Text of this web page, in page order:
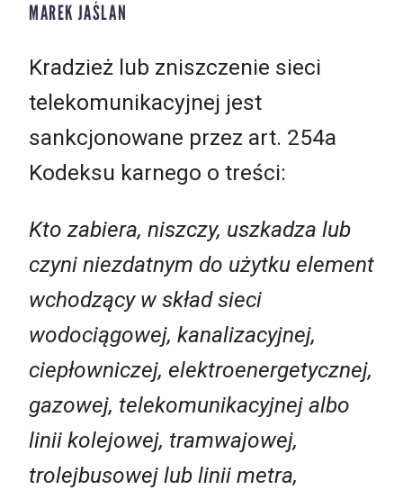
MAREK JAŚLAN
Kradzież lub zniszczenie sieci
telekomunikacyjnej jest
sankcjonowane przez art. 254a
Kodeksu karnego o treści:
Kto zabiera, niszczy, uszkadza lub
czyni niezdatnym do użytku element
wchodzący w skład sieci
wodociągowej, kanalizacyjnej,
ciepłowniczej, elektroenergetycznej,
gazowej, telekomunikacyjnej albo
linii kolejowej, tramwajowej,
trolejbusowej lub linii metra,